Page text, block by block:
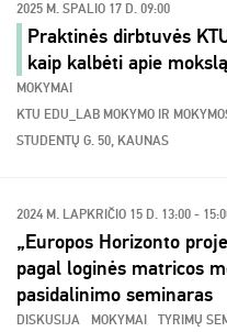
2025 M. SPALIO 17 D. 09:00
Praktinės dirbtuvės
kaip kalbėti apie
MOKYMAI
KTU EDU_LAB MOKYMO IR
STUDENTŲ G. 50, KAUNAS
2024 M. LAPKRIČIO 15 D. 13:00 -
„Europos Horizonto
pagal loginės matricos
pasidalinimo seminaras
DISKUSIJA MOKYMAI
TYRIMŲ